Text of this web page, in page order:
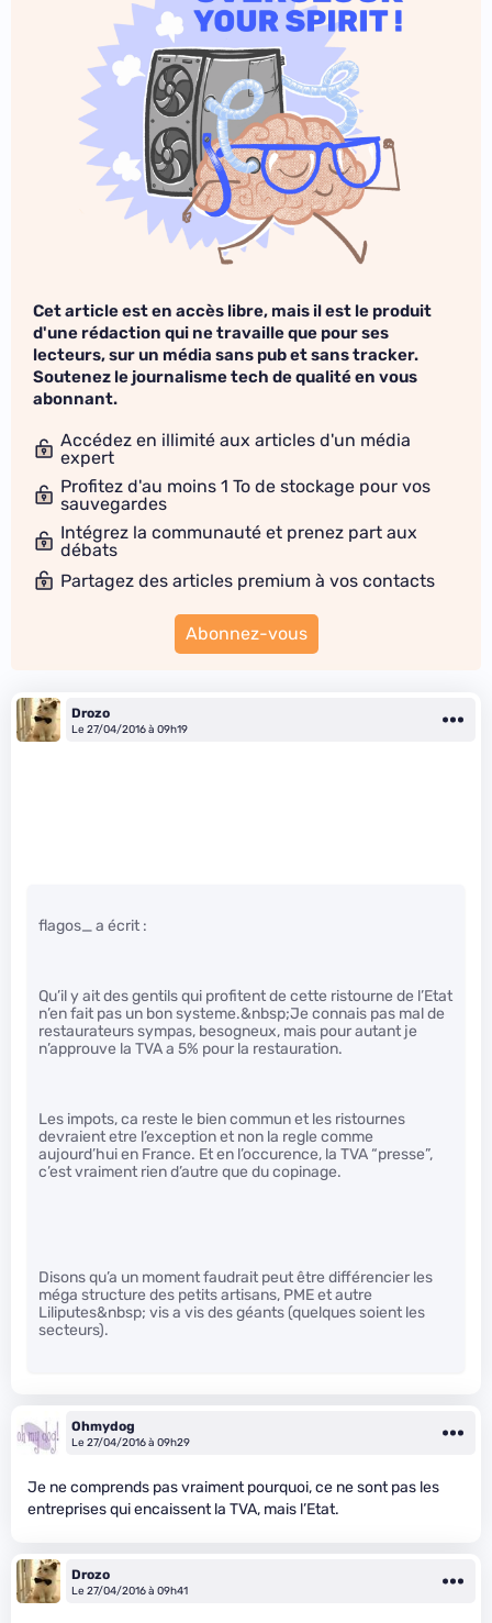
Cet article est en accès libre, mais il est le produit
d'une rédaction qui ne travaille que pour ses
lecteurs, sur un média sans pub et sans tracker.
Soutenez le journalisme tech de qualité en vous
abonnant.
Accédez en illimité aux articles d'un média
expert
Profitez d'au moins 1 To de stockage pour vos
sauvegardes
Intégrez la communauté et prenez part aux
débats
Partagez des articles premium à vos contacts
Abonnez-vous
Drozo
Le 27/04/2016 à 09h19
flagos_ a écrit :
Qu’il y ait des gentils qui profitent de cette ristourne de l’Etat
n’en fait pas un bon systeme.&nbsp;Je connais pas mal de
restaurateurs sympas, besogneux, mais pour autant je
n’approuve la TVA a 5% pour la restauration.
Les impots, ca reste le bien commun et les ristournes
devraient etre l’exception et non la regle comme
aujourd’hui en France. Et en l’occurence, la TVA “presse”,
c’est vraiment rien d’autre que du copinage.
Disons qu’a un moment faudrait peut être différencier les
méga structure des petits artisans, PME et autre
Liliputes&nbsp; vis a vis des géants (quelques soient les
secteurs).
Ohmydog
Le 27/04/2016 à 09h29
Je ne comprends pas vraiment pourquoi, ce ne sont pas les
entreprises qui encaissent la TVA, mais l’Etat.
Drozo
Le 27/04/2016 à 09h41